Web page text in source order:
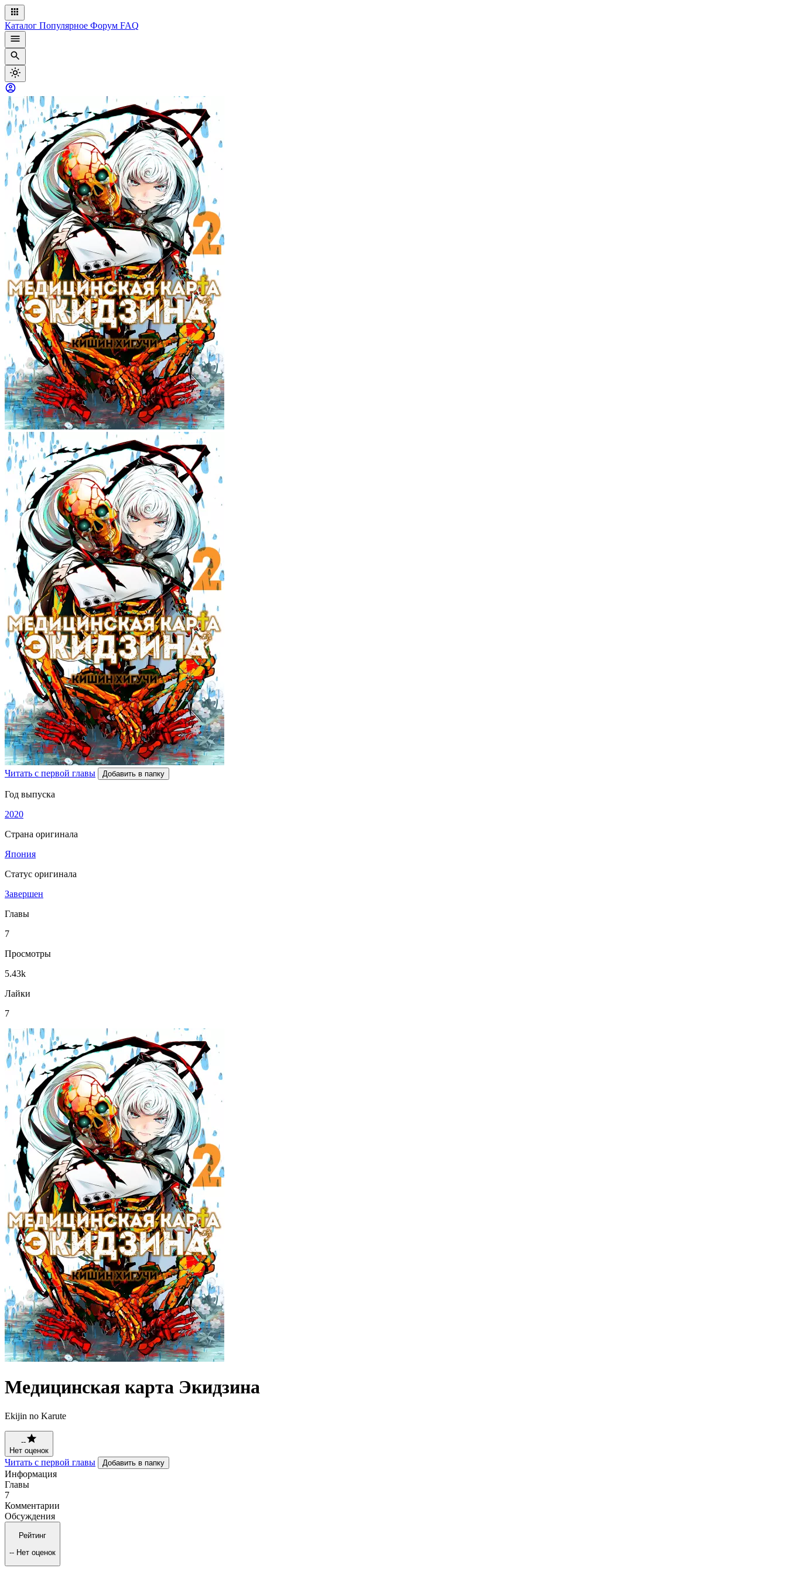
Каталог Популярное Форум FAQ
Читать с первой главы Добавить в папку
Год выпуска
2020
Страна оригинала
Япония
Статус оригинала
Завершен
Главы
7
Просмотры
5.43k
Лайки
7
Медицинская карта Экидзина
Ekijin no Karute
--
Нет оценок
Читать с первой главы Добавить в папку
Информация
Главы
7
Комментарии
Обсуждения
Рейтинг
-- Нет оценок